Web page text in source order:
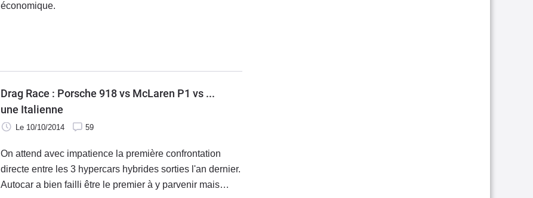
économique.
Drag Race : Porsche 918 vs McLaren P1 vs ...
une Italienne
Le 10/10/2014 59
On attend avec impatience la première confrontation
directe entre les 3 hypercars hybrides sorties l'an dernier.
Autocar a bien failli être le premier à y parvenir mais